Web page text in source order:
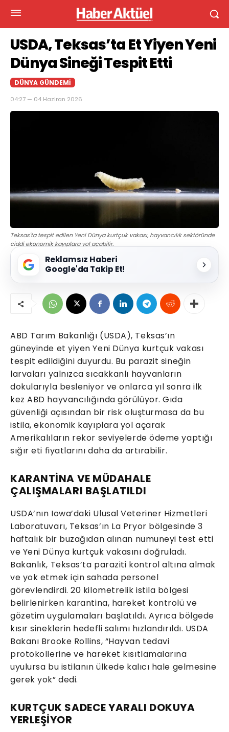
USDA, Teksas’ta Et Yiyen Yeni
Dünya Sineği Tespit Etti
DÜNYA GÜNDEMI
04:27 — 04 Haziran 2026
Teksas'ta tespit edilen Yeni Dünya kurtçuk vakası, hayvancılık sektöründe
ciddi ekonomik kayıplara yol açabilir.
Reklamsız Haberi
Google'da Takip Et!
ABD Tarım Bakanlığı (USDA), Teksas’ın
güneyinde et yiyen Yeni Dünya kurtçuk vakası
tespit edildiğini duyurdu. Bu parazit sineğin
larvaları yalnızca sıcakkanlı hayvanların
dokularıyla besleniyor ve onlarca yıl sonra ilk
kez ABD hayvancılığında görülüyor. Gıda
güvenliği açısından bir risk oluşturmasa da bu
istila, ekonomik kayıplara yol açarak
Amerikalıların rekor seviyelerde ödeme yaptığı
sığır eti fiyatlarını daha da artırabilir.
KARANTİNA VE MÜDAHALE
ÇALIŞMALARI BAŞLATILDI
USDA’nın Iowa’daki Ulusal Veteriner Hizmetleri
Laboratuvarı, Teksas’ın La Pryor bölgesinde 3
haftalık bir buzağıdan alınan numuneyi test etti
ve Yeni Dünya kurtçuk vakasını doğruladı.
Bakanlık, Teksas’ta paraziti kontrol altına almak
ve yok etmek için sahada personel
görevlendirdi. 20 kilometrelik istila bölgesi
belirlenirken karantina, hareket kontrolü ve
gözetim uygulamaları başlatıldı. Ayrıca bölgede
kısır sineklerin hedefli salımı hızlandırıldı. USDA
Bakanı Brooke Rollins, “Hayvan tedavi
protokollerine ve hareket kısıtlamalarına
uyulursa bu istilanın ülkede kalıcı hale gelmesine
gerek yok” dedi.
KURTÇUK SADECE YARALI DOKUYA
YERLEŞİYOR